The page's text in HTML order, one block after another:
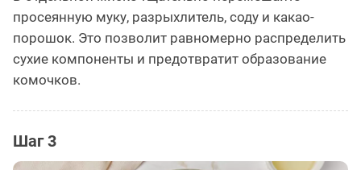
просеянную муку, разрыхлитель, соду и какао-
порошок. Это позволит равномерно распределить
сухие компоненты и предотвратит образование
комочков.
Шаг 3